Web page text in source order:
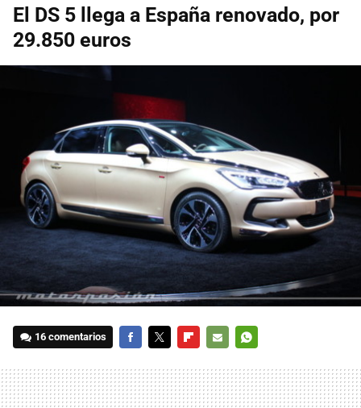
El DS 5 llega a España renovado, por
29.850 euros
16 comentarios
MAIL